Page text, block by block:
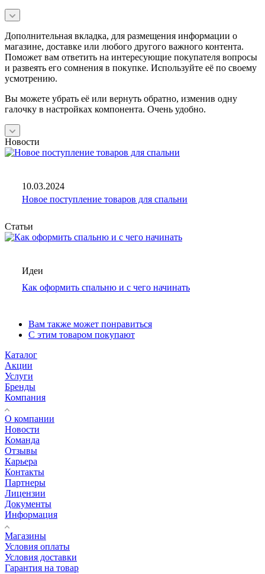
Дополнительная вкладка, для размещения информации о
магазине, доставке или любого другого важного контента.
Поможет вам ответить на интересующие покупателя вопросы
и развеять его сомнения в покупке. Используйте её по своему
усмотрению.
Вы можете убрать её или вернуть обратно, изменив одну
галочку в настройках компонента. Очень удобно.
Новости
10.03.2024
Новое поступление товаров для спальни
Статьи
Идеи
Как оформить спальню и с чего начинать
Вам также может понравиться
С этим товаром покупают
Каталог
Акции
Услуги
Бренды
Компания
О компании
Новости
Команда
Отзывы
Карьера
Контакты
Партнеры
Лицензии
Документы
Информация
Магазины
Условия оплаты
Условия доставки
Гарантия на товар